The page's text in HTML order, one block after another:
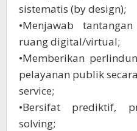
sistematis (by design);
•Menjawab
ruang digital/virtual;
•Memberikan
pelayanan publik
service;
•Bersifat prediktif,
solving;